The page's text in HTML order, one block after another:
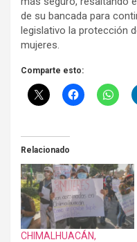
de su bancada para
legislativo la protección
mujeres.
Comparte esto:
Relacionado
CHIMALHUACÁN,